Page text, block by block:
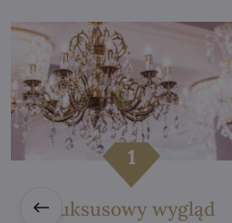
Luksusowy wygląd